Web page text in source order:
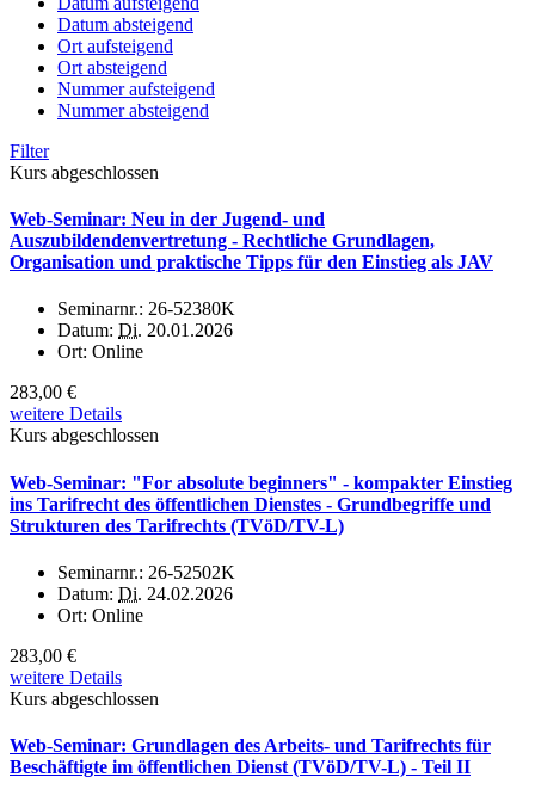
Datum absteigend
Ort aufsteigend
Ort absteigend
Nummer aufsteigend
Nummer absteigend
Filter
Kurs abgeschlossen
Web-Seminar: Neu in der Jugend- und
Auszubildendenvertretung - Rechtliche Grundlagen,
Organisation und praktische Tipps für den Einstieg als JAV
Seminarnr.: 26-52380K
Datum: Di. 20.01.2026
Ort: Online
283,00 €
weitere Details
Kurs abgeschlossen
Web-Seminar: "For absolute beginners" - kompakter Einstieg
ins Tarifrecht des öffentlichen Dienstes - Grundbegriffe und
Strukturen des Tarifrechts (TVöD/TV-L)
Seminarnr.: 26-52502K
Datum: Di. 24.02.2026
Ort: Online
283,00 €
weitere Details
Kurs abgeschlossen
Web-Seminar: Grundlagen des Arbeits- und Tarifrechts für
Beschäftigte im öffentlichen Dienst (TVöD/TV-L) - Teil II